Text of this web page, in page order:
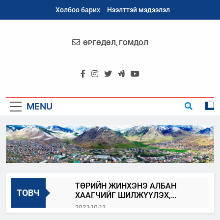
Холбоо барих Нээлттэй мэдээлэл
Архангай
ӨРГӨДӨЛ, ГОМДОЛ
MENU
ТОВЧ
ТӨРИЙН ЖИНХЭНЭ АЛБАН
ХААГЧИЙГ ШИЛЖҮҮЛЭХ,
СЭЛГЭН АЖИЛЛУУЛАХ ЗАР
2023-10-12